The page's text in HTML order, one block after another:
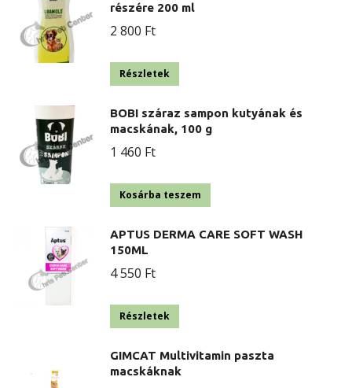
részére 200 ml
2 800 Ft
Részletek
BOBI száraz sampon kutyának és
macskának, 100 g
1 460 Ft
Kosárba teszem
APTUS DERMA CARE SOFT WASH
150ML
4 550 Ft
Részletek
GIMCAT Multivitamin paszta
macskáknak